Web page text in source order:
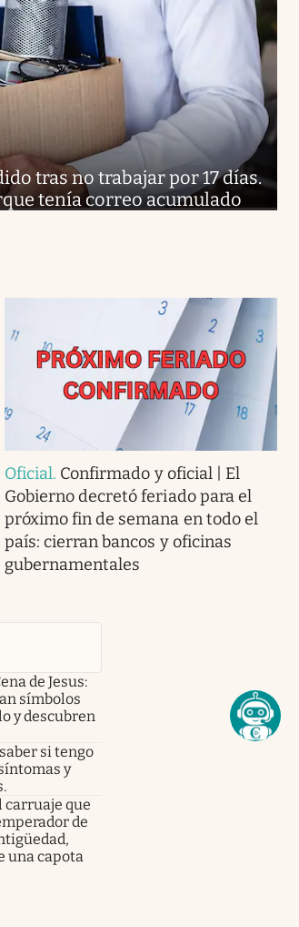
tras no trabajar por 17 días.
tenía correo acumulado
Oficial. Confirmado y oficial | El
Gobierno decretó feriado para el
próximo fin de semana en todo el
país: cierran bancos y oficinas
gubernamentales
de Jesus:
símbolos
y descubren
si tengo
y
carruaje que
de
una capota